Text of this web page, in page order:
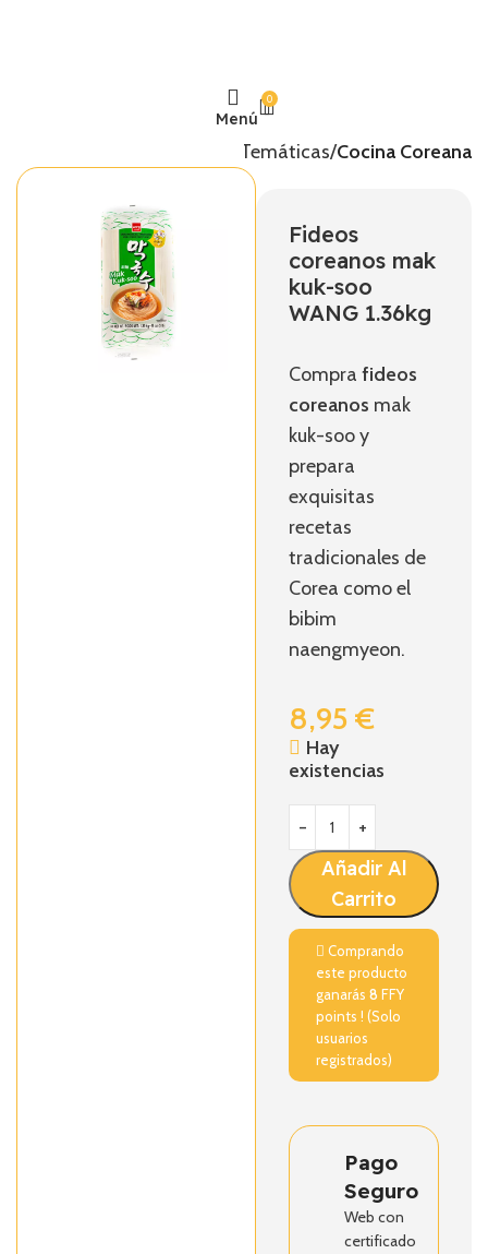
Menú
0
Temáticas Cocina Coreana
Fideos
coreanos mak
kuk-soo
WANG 1.36kg
Comprafideos
coreanos mak
kuk-soo y
prepara
exquisitas
recetas
tradicionales de
Corea como el
bibim
naengmyeon.
8,95€
Hay
existencias
Añadir Al
Carrito
Comprando
este producto
ganarás8 FFY
points ! (Solo
usuarios
registrados)
Pago
Seguro
Web con
certificado